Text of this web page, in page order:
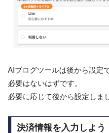
AIブログツールは後から設定
必要はないはずです。
必要に応じて後から設定しま
決済情報を入力しよう